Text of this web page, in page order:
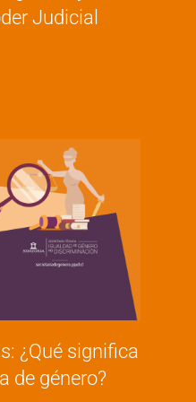
Judicial
¿Qué significa
de género?